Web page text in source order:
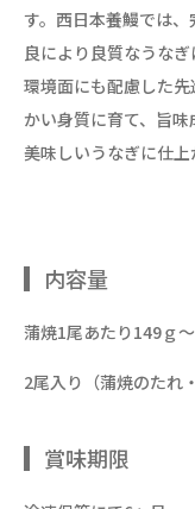
す。西日本養鰻では
良により良質なうなぎ
環境面にも配慮した
かい身質に育て、旨
美味しいうなぎに仕上
内容量
蒲焼1尾あたり149ｇ
2尾入り（蒲焼のたれ
賞味期限